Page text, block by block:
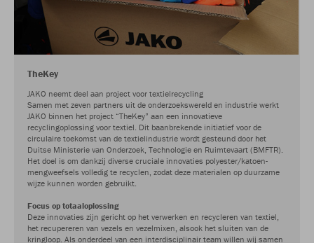
TheKey
JAKO neemt deel aan project voor textielrecycling
Samen met zeven partners uit de onderzoekswereld en industrie werkt
JAKO binnen het project “TheKey” aan een innovatieve
recyclingoplossing voor textiel. Dit baanbrekende initiatief voor de
circulaire toekomst van de textielindustrie wordt gesteund door het
Duitse Ministerie van Onderzoek, Technologie en Ruimtevaart (BMFTR).
Het doel is om dankzij diverse cruciale innovaties polyester/katoen-
mengweefsels volledig te recyclen, zodat deze materialen op duurzame
wijze kunnen worden gebruikt.
Focus op totaaloplossing
Deze innovaties zijn gericht op het verwerken en recycleren van textiel,
het recupereren van vezels en vezelmixen, alsook het sluiten van de
kringloop. Als onderdeel van een interdisciplinair team willen wij samen